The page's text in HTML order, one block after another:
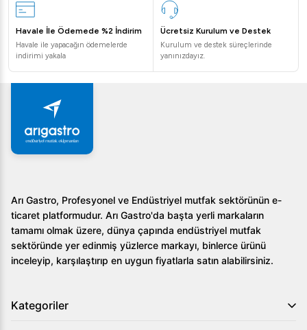
Havale İle Ödemede %2 İndirim
Havale ile yapacağın ödemelerde
indirimi yakala
Ücretsiz Kurulum ve Destek
Kurulum ve destek süreçlerinde
yanınızdayız.
Arı Gastro, Profesyonel ve Endüstriyel mutfak sektörünün e-
ticaret platformudur. Arı Gastro'da başta yerli markaların
tamamı olmak üzere, dünya çapında endüstriyel mutfak
sektöründe yer edinmiş yüzlerce markayı, binlerce ürünü
inceleyip, karşılaştırıp en uygun fiyatlarla satın alabilirsiniz.
Kategoriler